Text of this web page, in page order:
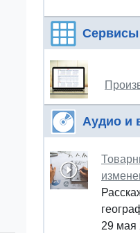
Сервисы
Аудио и
29 мая